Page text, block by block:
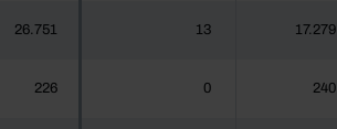
26.751 13 17.279
226 0 240